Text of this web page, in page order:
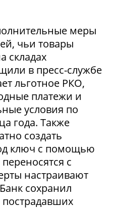
меры
чьи товары
складах
в пресс-службе
льготное РКО,
платежи и
условия по
года. Также
создать
ключ с помощью
с
настраивают
сохранил
пострадавших